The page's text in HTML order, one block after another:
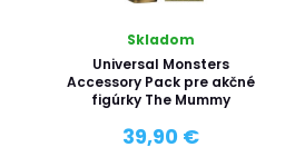
Skladom
Universal Monsters
Accessory Pack pre akčné
figúrky The Mummy
39,90 €